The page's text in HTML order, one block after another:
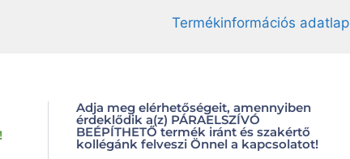
Termékinformációs adatlap
Adja meg elérhetőségeit, amennyiben
érdeklődik a(z) PÁRAELSZÍVÓ
BEÉPÍTHETŐ termék iránt és szakértő
kollégánk felveszi Önnel a kapcsolatot!